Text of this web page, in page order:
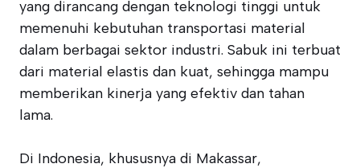
yang dirancang dengan teknologi tinggi untuk
memenuhi kebutuhan transportasi material
dalam berbagai sektor industri. Sabuk ini terbuat
dari material elastis dan kuat, sehingga mampu
memberikan kinerja yang efektiv dan tahan
lama.
Di Indonesia, khususnya di Makassar,